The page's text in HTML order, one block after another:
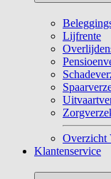
Lijfrente
Overzicht
Klantenservice